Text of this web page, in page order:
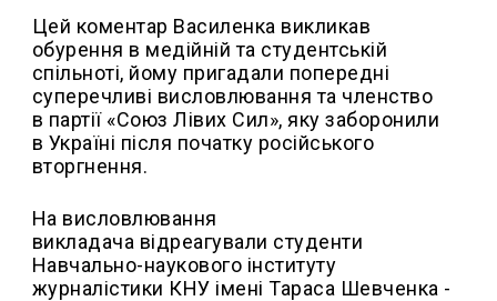
Цей коментар Василенка викликав
обурення в медійній та студентській
спільноті, йому пригадали попередні
суперечливі висловлювання та членство
в партії «Союз Лівих Сил», яку заборонили
в Україні після початку російського
вторгнення.
На висловлювання
викладача відреагували студенти
Навчально-наукового інституту
журналістики КНУ імені Тараса Шевченка -